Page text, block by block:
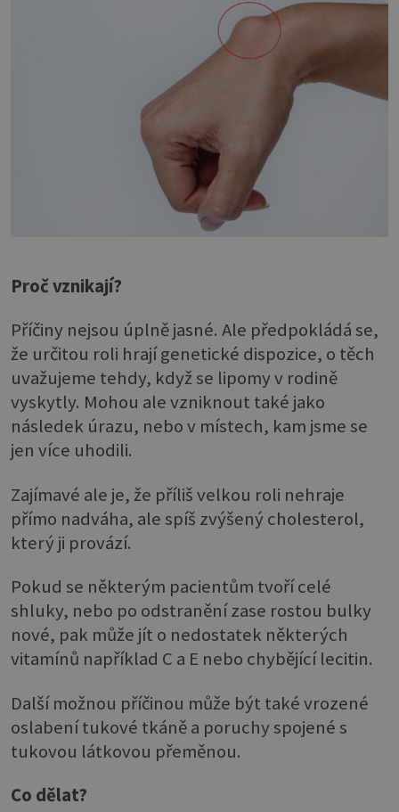
Proč vznikají?
Příčiny nejsou úplně jasné. Ale předpokládá se,
že určitou roli hrají genetické dispozice, o těch
uvažujeme tehdy, když se lipomy v rodině
vyskytly. Mohou ale vzniknout také jako
následek úrazu, nebo v místech, kam jsme se
jen více uhodili.
Zajímavé ale je, že příliš velkou roli nehraje
přímo nadváha, ale spíš zvýšený cholesterol,
který ji provází.
Pokud se některým pacientům tvoří celé
shluky, nebo po odstranění zase rostou bulky
nové, pak může jít o nedostatek některých
vitamínů například C a E nebo chybějící lecitin.
Další možnou příčinou může být také vrozené
oslabení tukové tkáně a poruchy spojené s
tukovou látkovou přeměnou.
Co dělat?